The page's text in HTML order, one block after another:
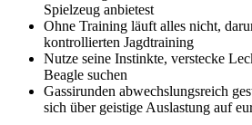
Spielzeug anbietest
Ohne Training läuft alles nicht,
kontrollierten Jagdtraining
Nutze seine Instinkte, verstecke
Beagle suchen
Gassirunden abwechslungsreich
sich über geistige Auslastung auf